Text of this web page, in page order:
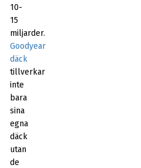
10-
15
miljarder.
Goodyear
däck
tillverkar
inte
bara
sina
egna
däck
utan
de